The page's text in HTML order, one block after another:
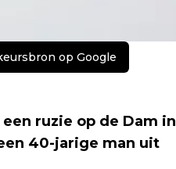
op Google
ruzie op de Dam in
40-jarige man uit